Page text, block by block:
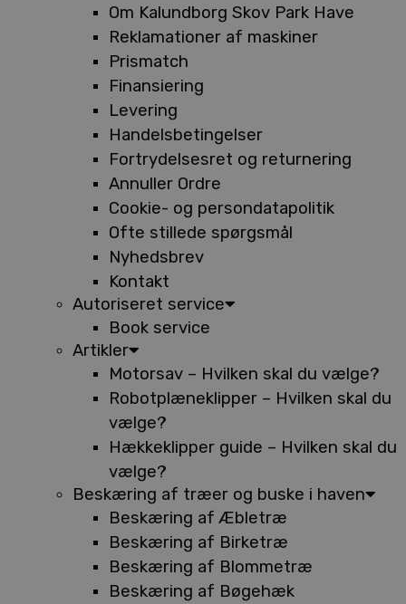
Om Kalundborg Skov Park Have
Reklamationer af maskiner
Prismatch
Finansiering
Levering
Handelsbetingelser
Fortrydelsesret og returnering
Annuller Ordre
Cookie- og persondatapolitik
Ofte stillede spørgsmål
Nyhedsbrev
Kontakt
Autoriseret service
Book service
Artikler
Motorsav – Hvilken skal du vælge?
Robotplæneklipper – Hvilken skal du
vælge?
Hækkeklipper guide – Hvilken skal du
vælge?
Beskæring af træer og buske i haven
Beskæring af Æbletræ
Beskæring af Birketræ
Beskæring af Blommetræ
Beskæring af Bøgehæk